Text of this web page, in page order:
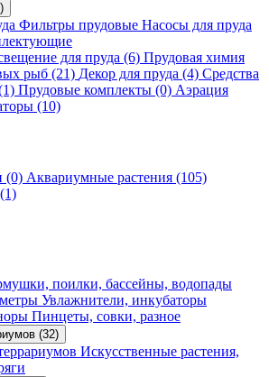
Фильтры прудовые Насосы для пруда
для пруда (6) Прудовая химия
рыб (21) Декор для пруда (4) Средства
Прудовые комплекты (0) Аэрация
(10)
(0) Аквариумные растения (105)
(1)
поилки, бассейны, водопады
Увлажнители, инкубаторы
Пинцеты, совки, разное
(32)
Искусственные растения,